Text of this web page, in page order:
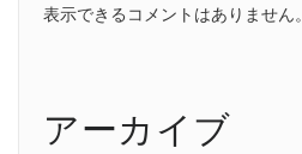
表示できるコメントはありません。
アーカイブ